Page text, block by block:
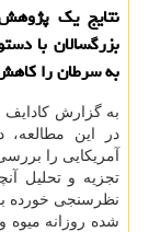
نتایج یک
بزرگسالان با
به سرطان را
به گزارش
آمریکایی را
نظرسنجی خورده بودند
شده روزانه میوه